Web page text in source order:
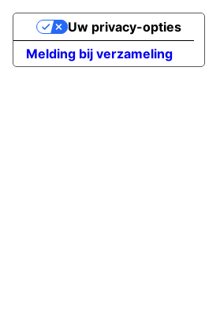
Melding bij verzameling
Uw privacy-opties